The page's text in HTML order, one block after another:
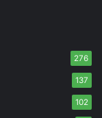
276
137
102